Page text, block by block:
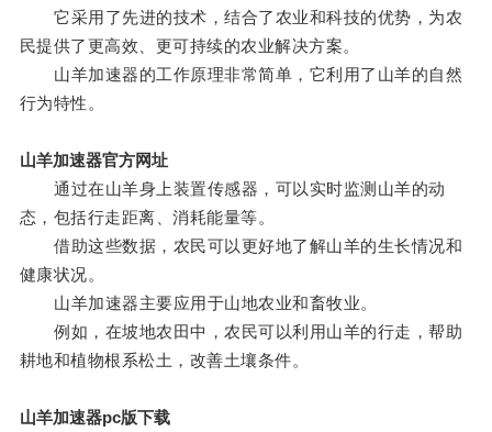
它采用了先进的技术，结合了农业和科技的优势，为农
民提供了更高效、更可持续的农业解决方案。
山羊加速器的工作原理非常简单，它利用了山羊的自然
行为特性。
山羊加速器官方网址
通过在山羊身上装置传感器，可以实时监测山羊的动
态，包括行走距离、消耗能量等。
借助这些数据，农民可以更好地了解山羊的生长情况和
健康状况。
山羊加速器主要应用于山地农业和畜牧业。
例如，在坡地农田中，农民可以利用山羊的行走，帮助
耕地和植物根系松土，改善土壤条件。
山羊加速器pc版下载